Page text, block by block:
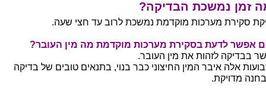
זמן נמשכת הבדיקה?
סקירת מערכות מוקדמת נמשכת לרוב עד חצי שעה.
אפשר לדעת בסקירת מערכות מוקדמת מה מין העובר?
בבדיקה לזהות את מין העובר.
אלה איבר המין החיצוני כבר בנוי, בתנאים טובים של בדיקה
מדויקת.